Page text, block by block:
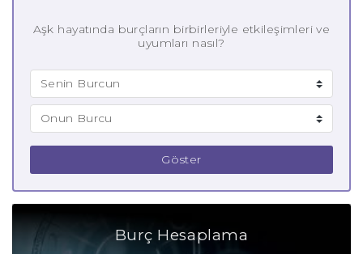
Aşk hayatında burçların birbirleriyle etkileşimleri ve
uyumları nasıl?
Göster
Burç Hesaplama